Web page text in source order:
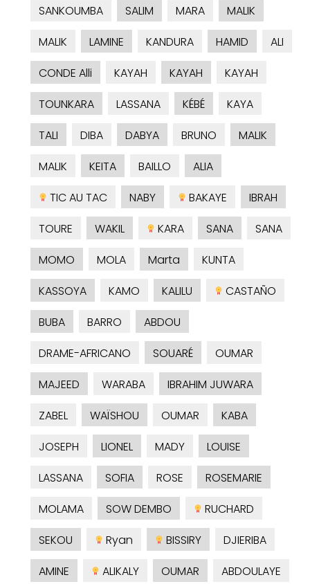
SANKOUMBA
SALIM MARA
MALIK
MALIK
LAMINE KANDURA HAMID
ALI
CONDE Alli
KAYAH KAYAH
KAYAH
TOUNKARA
LASSANA KÉBÉ
KAYA
TALI
DIBA DABYA BRUNO
MALIK
MALIK
KEITA BAILLO
ALIA
TIC AU TAC
NABY BAKAYE
IBRAH
TOURE
WAKIL KARA SANA
SANA
MOMO
MOLA Marta
KUNTA
KASSOYA
KAMO KALILU
CASTAÑO
BUBA
BARRO
ABDOU
DRAME-AFRICANO
SOUARÉ
OUMAR
MAJEED
WARABA
IBRAHIM JUWARA
ZABEL
WAÏSHOU OUMAR
KABA
JOSEPH
LIONEL MADY
LOUISE
LASSANA
SOFIA ROSE
ROSEMARIE
MOLAMA
SOW DEMBO
RUCHARD
SEKOU
Ryan BISSIRY
DJIERIBA
AMINE
ALIKALY OUMAR
ABDOULAYE